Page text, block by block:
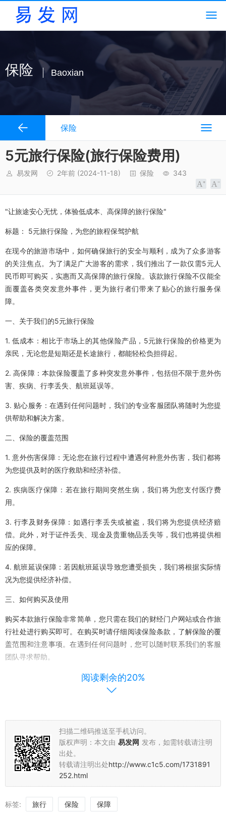
保险 Baoxian
保险
5元旅行保险(旅行保险费用)
易发网 2年前 (2024-11-18) 保险 343
"让旅途安心无忧，体验低成本、高保障的旅行保险"
标题： 5元旅行保险，为您的旅程保驾护航
在现今的旅游市场中，如何确保旅行的安全与顺利，成为了众多游客
的关注焦点。为了满足广大游客的需求，我们推出了一款仅需5元人
民币即可购买，实惠而又高保障的旅行保险。该款旅行保险不仅能全
面覆盖各类突发意外事件，更为旅行者们带来了贴心的旅行服务保
障。
一、关于我们的5元旅行保险
1. 低成本：相比于市场上的其他保险产品，5元旅行保险的价格更为
亲民，无论您是短期还是长途旅行，都能轻松负担得起。
2. 高保障：本款保险覆盖了多种突发意外事件，包括但不限于意外伤
害、疾病、行李丢失、航班延误等。
3. 贴心服务：在遇到任何问题时，我们的专业客服团队将随时为您提
供帮助和解决方案。
二、保险的覆盖范围
1. 意外伤害保障：无论您在旅行过程中遭遇何种意外伤害，我们都将
为您提供及时的医疗救助和经济补偿。
2. 疾病医疗保障：若在旅行期间突然生病，我们将为您支付医疗费
用。
3. 行李及财务保障：如遇行李丢失或被盗，我们将为您提供经济赔
偿。此外，对于证件丢失、现金及贵重物品丢失等，我们也将提供相
应的保障。
4. 航班延误保障：若因航班延误导致您遭受损失，我们将根据实际情
况为您提供经济补偿。
三、如何购买及使用
购买本款旅行保险非常简单，您只需在我们的财经门户网站或合作旅
行社处进行购买即可。在购买时请仔细阅读保险条款，了解保险的覆
盖范围和注意事项。在遇到任何问题时，您可以随时联系我们的客服
团队寻求帮助。
5元旅行保险以其低廉的价格和全面的保障成为了旅游市场的新宠。
你的旅途保驾护航。让我们一起体验低成本、高保障的旅行保险带来
的安心与舒适吧！
我们始终致力于为广大游客提供更好的旅游体验和更全面的保障。在
未来的日子里，我们将继续推出更多优质、实惠的旅游产品和服务，
为游客们带来更多的惊喜和便利。
总之，5元旅行保险是您旅途中不可或缺的伴侣。它不仅为您的旅程
提供了全面的保障，还让您在旅途中无后顾之忧。选择我们的5元旅
阅读剩余的20%
扫描二维码推送至手机访问。
版权声明：本文由 易发网 发布，如需转载请注明
出处。
转载请注明出处http://www.c1c5.com/1731891
252.html
标签: 旅行 保险 保障